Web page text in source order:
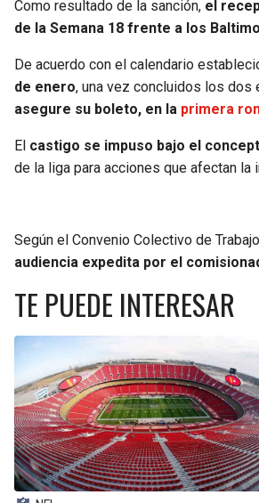
Como resultado de la sanción, el
de la Semana 18 frente a los
De acuerdo con el calendario
de enero, una vez concluidos los
asegure su boleto, en la primera
El castigo se impuso bajo el
de la liga para acciones que afectan la
Según el Convenio Colectivo de
audiencia expedita por el
TE PUEDE INTERESAR